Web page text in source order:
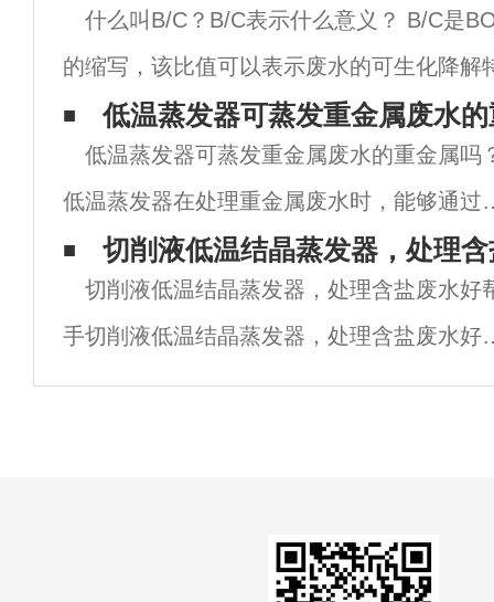
什么叫B/C？B/C表示什么意义？ B/C是
的缩写，该比值可以表示废水的可生化降解
CODNB表示COD中的不可生物降解部分，
微生物生物降解的有机物
低温蒸发器可蒸发重金属废水
低温蒸发器可蒸发重金属废水的重金属吗
低温蒸发器在处理重金属废水时，能够通过
发过程分离水和重金属，下面是相关简简析
1. 技术原理- 蒸发过程：低温蒸发通过加热
水使水分汽化，重金属因沸点远高于水会
切削液低温结晶蒸发器，处理
切削液低温结晶蒸发器，处理含盐废水好
手切削液低温结晶蒸发器，处理含盐废水好
手，在现代工业生产中扮演着至关重要的角